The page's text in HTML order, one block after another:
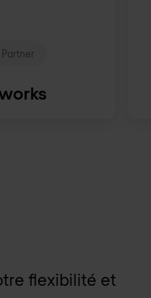
flexibilité et